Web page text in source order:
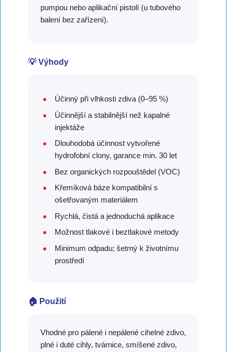
pumpou nebo aplikační pistolí (u tubového
balení bez zařízení).
💡 Výhody
Účinný při vlhkosti zdiva (0–95 %)
Účinnější a stabilnější než kapalné
injektáže
Dlouhodobá účinnost vytvořené
hydrofobní clony, garance min. 30 let
Bez organických rozpouštědel (VOC)
Křemíková báze kompatibilní s
ošetřovaným materiálem
Rychlá, čistá a jednoduchá aplikace
Možnost tlakové i beztlakové metody
Minimum odpadu; šetrný k životnímu
prostředí
🏠 Použití
Vhodné pro pálené i nepálené cihelné zdivo,
plné i duté cihly, tvárnice, smíšené zdivo,